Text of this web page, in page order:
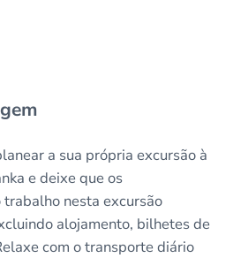
a sua própria excursão à
e deixe que os
nesta excursão
alojamento, bilhetes de
com o transporte diário